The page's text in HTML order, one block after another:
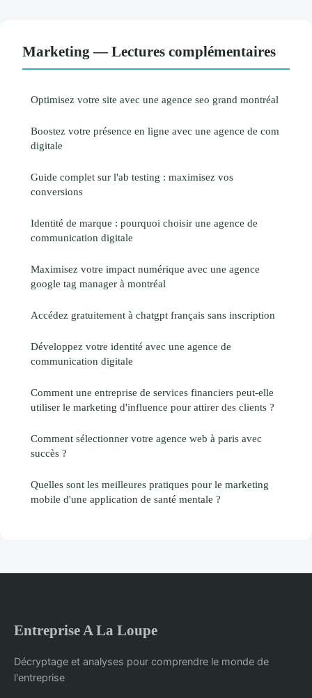
Marketing — Lectures complémentaires
Optimisez votre site avec une agence seo grand montréal
Boostez votre présence en ligne avec une agence de com
digitale
Guide complet sur l'ab testing : maximisez vos
conversions
Identité de marque : pourquoi choisir une agence de
communication digitale
Maximisez votre impact numérique avec une agence
google tag manager à montréal
Accédez gratuitement à chatgpt français sans inscription
Développez votre identité avec une agence de
communication digitale
Comment une entreprise de services financiers peut-elle
utiliser le marketing d'influence pour attirer des clients ?
Comment sélectionner votre agence web à paris avec
succès ?
Quelles sont les meilleures pratiques pour le marketing
mobile d'une application de santé mentale ?
Entreprise A La Loupe
Décryptage et analyses pour comprendre le monde de
l'entreprise